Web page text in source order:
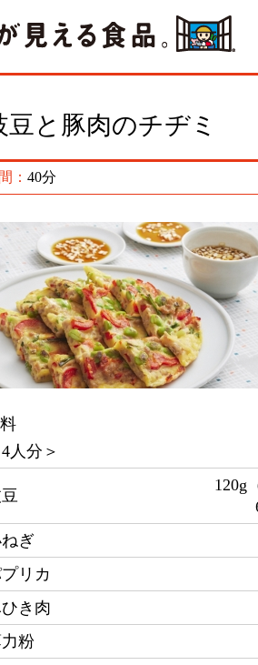
豆と豚肉のチヂミ
： 40分
4人分＞
豆
120g
ねぎ
プリカ
ひき肉
力粉